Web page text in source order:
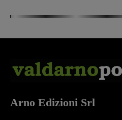
Arno Edizioni Srl